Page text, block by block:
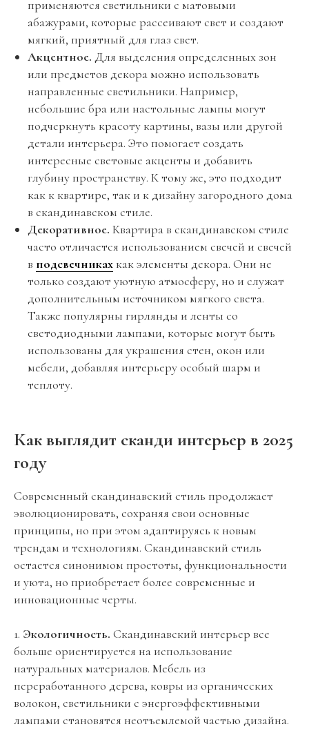
применяются светильники с матовыми
абажурами, которые рассеивают свет и создают
мягкий, приятный для глаз свет.
Акцентное. Для выделения определенных зон
или предметов декора можно использовать
направленные светильники. Например,
небольшие бра или настольные лампы могут
подчеркнуть красоту картины, вазы или другой
детали интерьера. Это помогает создать
интересные световые акценты и добавить
глубину пространству. К тому же, это подходит
как к квартире, так и к дизайну загородного дома
в скандинавском стиле.
Декоративное. Квартира в скандинавском стиле
часто отличается использованием свечей и свечей
в подсвечниках как элементы декора. Они не
только создают уютную атмосферу, но и служат
дополнительным источником мягкого света.
Также популярны гирлянды и ленты со
светодиодными лампами, которые могут быть
использованы для украшения стен, окон или
мебели, добавляя интерьеру особый шарм и
теплоту.
Как выглядит сканди интерьер в 2025
году
Современный скандинавский стиль продолжает
эволюционировать, сохраняя свои основные
принципы, но при этом адаптируясь к новым
трендам и технологиям. Скандинавский стиль
остается синонимом простоты, функциональности
и уюта, но приобретает более современные и
инновационные черты.
1. Экологичность. Скандинавский интерьер все
больше ориентируется на использование
натуральных материалов. Мебель из
переработанного дерева, ковры из органических
волокон, светильники с энергоэффективными
лампами становятся неотъемлемой частью дизайна.